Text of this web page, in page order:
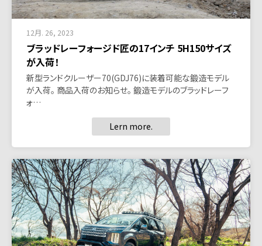
12月. 26, 2023
ブラッドレーフォージド匠の17インチ 5H150サイズ
が入荷！
新型ランドクルーザー70(GDJ76)に装着可能な鍛造モデル
が入荷。 商品入荷のお知らせ。 鍛造モデルのブラッドレーフ
ォ…
Lern more.